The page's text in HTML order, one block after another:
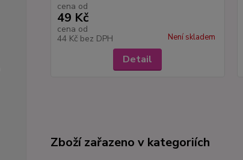
cena od
49 Kč
cena od
44 Kč bez DPH Není skladem
Detail
Zboží zařazeno v kategoriích